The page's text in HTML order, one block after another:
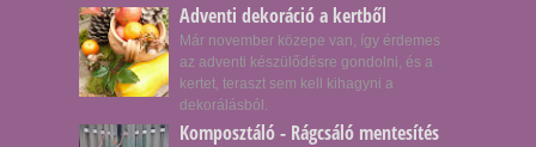
Adventi dekoráció a kertből
Már november közepe van, így érdemes
az adventi készülődésre gondolni, és a
kertet, teraszt sem kell kihagyni a
dekorálásból.
Komposztáló - Rágcsáló mentesítés